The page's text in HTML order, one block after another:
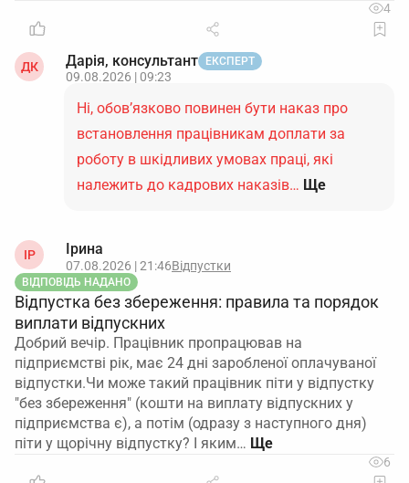
4
ДК Дарія, консультант ЕКСПЕРТ
09.08.2026 | 09:23
Ні, обов’язково повинен бути наказ про
встановлення працівникам доплати за
роботу в шкідливих умовах праці, які
належить до кадрових наказів… Ще
ІР Ірина
07.08.2026 | 21:46Відпустки
ВІДПОВІДЬ НАДАНО
Відпустка без збереження: правила та порядок
виплати відпускних
Добрий вечір. Працівник пропрацював на
підприємстві рік, має 24 дні заробленої оплачуваної
відпустки.Чи може такий працівник піти у відпустку
"без збереження" (кошти на виплату відпускних у
підприємства є), а потім (одразу з наступного дня)
піти у щорічну відпустку? І яким…
6